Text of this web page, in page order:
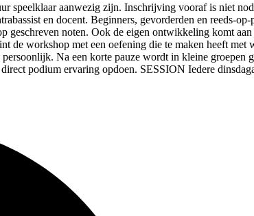
speelklaar aanwezig zijn. Inschrijving vooraf is niet
en docent. Beginners, gevorderden en reeds-op-
geschreven noten. Ook de eigen ontwikkeling komt
de workshop met een oefening die te maken heeft met
Na een korte pauze wordt in kleine groepen
podium ervaring opdoen. SESSION Iedere